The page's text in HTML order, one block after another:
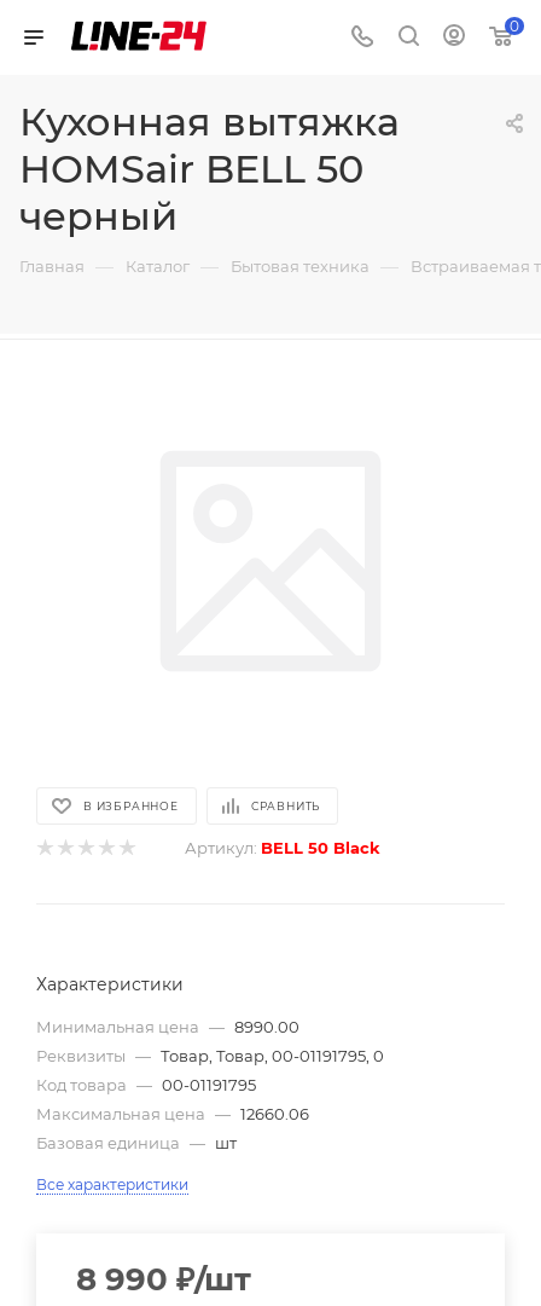
0
Кухонная вытяжка
HOMSair BELL 50
черный
Главная — Каталог — Бытовая техника — Встраиваемая
В ИЗБРАННОЕ СРАВНИТЬ
Артикул: BELL 50 Black
Характеристики
Минимальная цена — 8990.00
Реквизиты — Товар, Товар, 00-01191795, 0
Код товара — 00-01191795
Максимальная цена — 12660.06
Базовая единица — шт
Все характеристики
8 990 ₽/шт